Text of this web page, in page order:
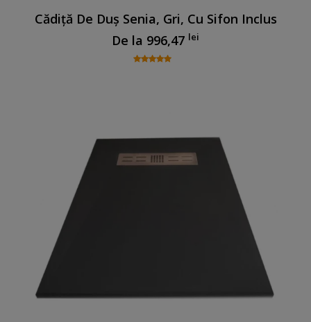
Cădiță De Duș Senia, Gri, Cu Sifon Inclus
De la 996,47 lei